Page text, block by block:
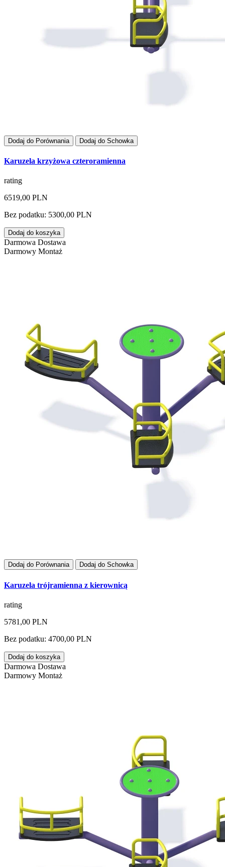
Dodaj do Porównania Dodaj do Schowka
Karuzela krzyżowa czteroramienna
rating
6519,00 PLN
Bez podatku: 5300,00 PLN
Dodaj do koszyka
Darmowa Dostawa
Darmowy Montaż
Dodaj do Porównania Dodaj do Schowka
Karuzela trójramienna z kierownicą
rating
5781,00 PLN
Bez podatku: 4700,00 PLN
Dodaj do koszyka
Darmowa Dostawa
Darmowy Montaż